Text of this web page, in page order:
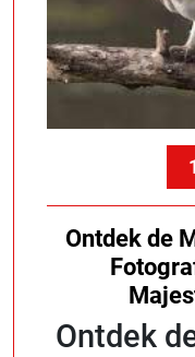
Ontdek de
Ontdek